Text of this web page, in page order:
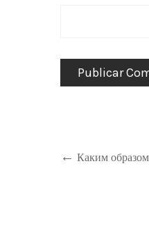
Каким